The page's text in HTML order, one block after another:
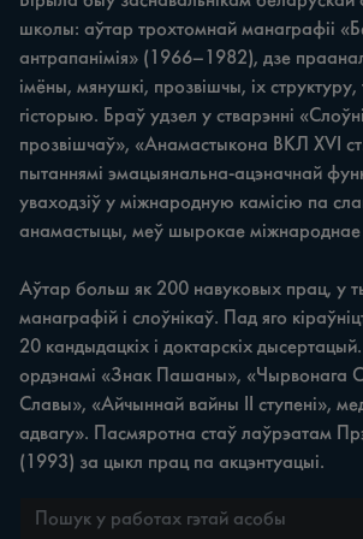
школы: аўтар трохтомнай манаграфіі
антрапанімія» (1966–1982), дзе
імёны, мянушкі, прозвішчы, іх структуру,
гісторыю. Браў удзел у стварэнні
прозвішчаў», «Анамастыкона ВКЛ XVI
пытаннямі эмацыянальна-ацэначнай
уваходзіў у міжнародную камісію па
анамастыцы, меў шырокае міжнароднае
Аўтар больш як 200 навуковых прац, у
манаграфій і слоўнікаў. Пад яго
20 кандыдацкіх і доктарскіх
ордэнамі «Знак Пашаны», «Чырвонага
Славы», «Айчыннай вайны ІІ ступені»,
адвагу». Пасмяротна стаў лаўрэатам
(1993) за цыкл прац па акцэнтуацыі.